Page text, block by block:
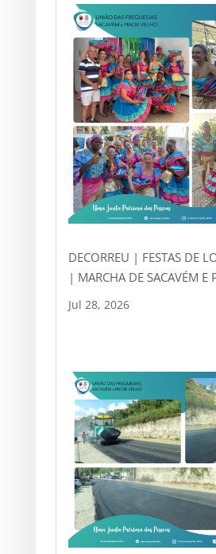
DECORREU | FESTAS DE
| MARCHA DE SACAVÉM E
Jul 28, 2026